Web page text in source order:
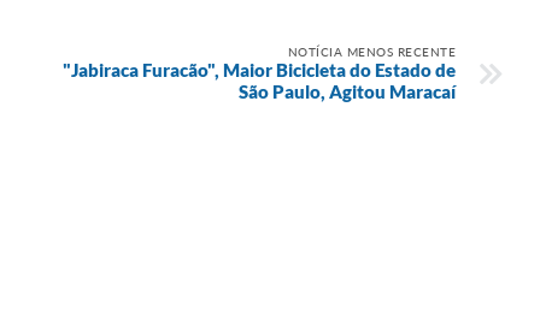
NOTÍCIA MENOS RECENTE
"Jabiraca Furacão", Maior Bicicleta do Estado de
São Paulo, Agitou Maracaí